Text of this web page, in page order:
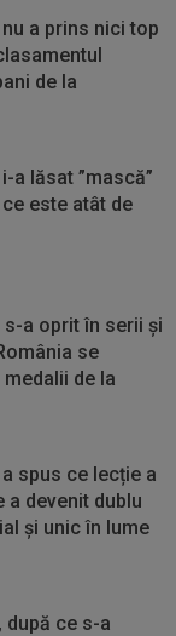
a prins nici top
de la
a lăsat ”mască”
este atât de
s-a oprit în serii și
se
de la
spus ce lecție a
a devenit dublu
și unic în lume
după ce s-a